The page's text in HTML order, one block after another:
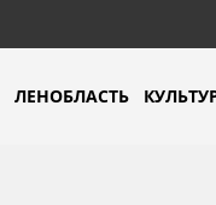
ЛЕНОБЛАСТЬ